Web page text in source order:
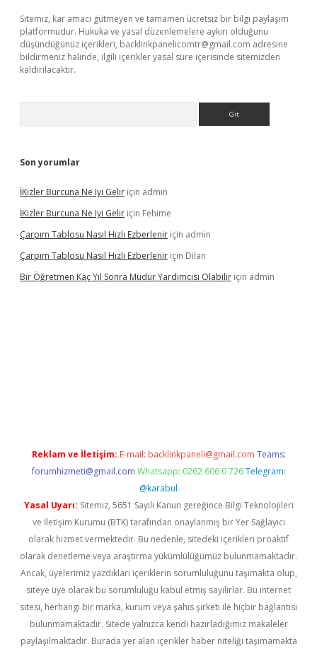
Sitemiz, kar amacı gütmeyen ve tamamen ücretsiz bir bilgi paylaşım
platformudur. Hukuka ve yasal düzenlemelere aykırı olduğunu
düşündüğünüz içerikleri, backlinkpanelicomtr@gmail.com adresine
bildirmeniz halinde, ilgili içerikler yasal süre içerisinde sitemizden
kaldırılacaktır.
Son yorumlar
İKizler Burcuna Ne Iyi Gelir için admin
İKizler Burcuna Ne Iyi Gelir için Fehime
Çarpım Tablosu Nasıl Hızlı Ezberlenir için admin
Çarpım Tablosu Nasıl Hızlı Ezberlenir için Dilan
Bir Öğretmen Kaç Yıl Sonra Müdür Yardımcısı Olabilir için admin
Reklam ve İletişim: E-mail: backlinkpaneli@gmail.com Teams:
forumhizmeti@gmail.com Whatsapp: 0262 606 0 726 Telegram:
@karabul
Yasal Uyarı: Sitemiz, 5651 Sayılı Kanun gereğince Bilgi Teknolojileri
ve İletişim Kurumu (BTK) tarafından onaylanmış bir Yer Sağlayıcı
olarak hizmet vermektedir. Bu nedenle, sitedeki içerikleri proaktif
olarak denetleme veya araştırma yükümlülüğümüz bulunmamaktadır.
Ancak, üyelerimiz yazdıkları içeriklerin sorumluluğunu taşımakta olup,
siteye üye olarak bu sorumluluğu kabul etmiş sayılırlar. Bu internet
sitesi, herhangi bir marka, kurum veya şahıs şirketi ile hiçbir bağlantısı
bulunmamaktadır. Sitede yalnızca kendi hazırladığımız makaleler
paylaşılmaktadır. Burada yer alan içerikler haber niteliği taşımamakta